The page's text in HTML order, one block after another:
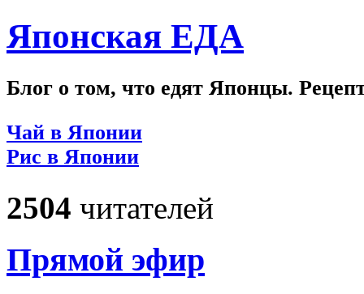
Японская ЕДА
Блог о том, что едят Японцы.
Чай в Японии
Рис в Японии
2504 читателей
Прямой эфир